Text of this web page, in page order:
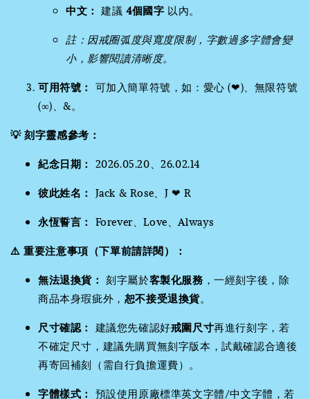
中文： 建議4個國字 以內。
註：因戒圈弧度與寬度限制，字數過多字體會變
小，影響閱讀清晰度。
可用符號： 可加入簡單符號，如：愛心 (❤)、無限符號
(∞)、&。
💡 刻字靈感參考：
紀念日期： 2026.05.20、26.02.14
彼此姓名： Jack & Rose、J ❤ R
永恆誓言： Forever、Love、Always
⚠️ 重要注意事項（下單前請詳閱）：
無法退換貨： 刻字屬於客製化服務 ，一經刻字後，除
商品本身瑕疵外， 恕不接受退換貨。
尺寸確認： 建議您先確認好戒圍尺寸再進行刻字，若
不確定尺寸，建議先購買無刻字版本，試戴確認合適後
再寄回補刻（需自行負擔運費）。
字體樣式： 預設使用原廠標準英文字體/中文字體，若